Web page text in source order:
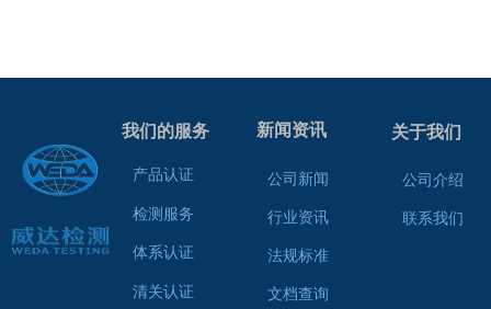
我们的服务
产品认证
检测服务
体系认证
清关认证
公司新闻
行业资讯
法规标准
文档查询
新闻资讯
公司介绍
联系我们
关于我们